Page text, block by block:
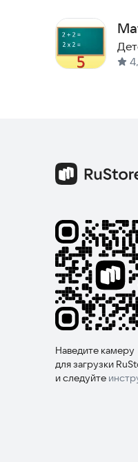
Наведите камеру
для загрузки
и следуйте